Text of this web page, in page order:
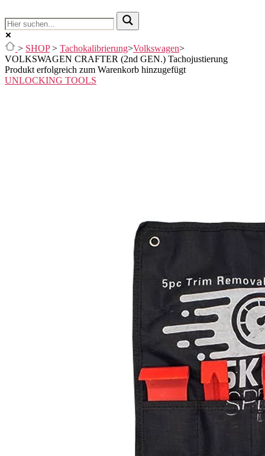
> SHOP > Tachokalibrierung>Volkswagen>
VOLKSWAGEN CRAFTER (2nd GEN.) Tachojustierung
Produkt erfolgreich zum Warenkorb hinzugefügt
UNLOCKING TOOLS